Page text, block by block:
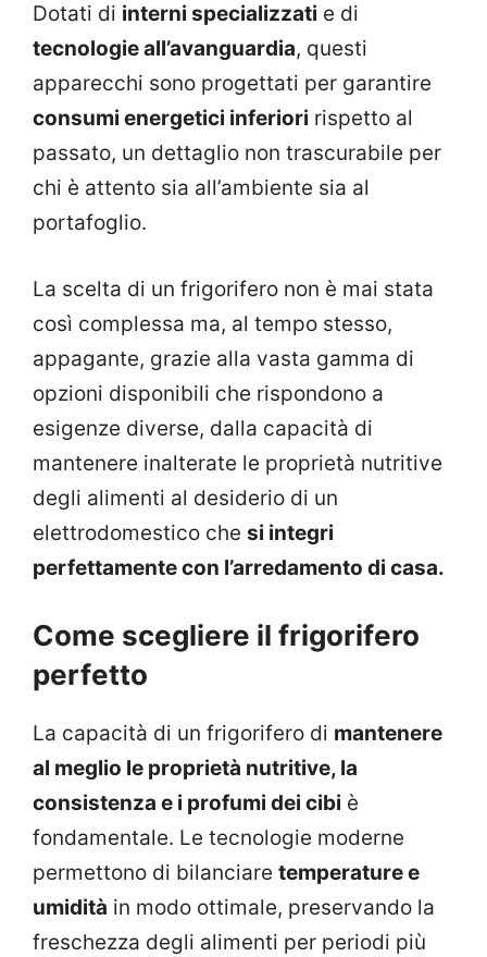
Dotati di interni specializzati e di
tecnologie all’avanguardia, questi
apparecchi sono progettati per garantire
consumi energetici inferiori rispetto al
passato, un dettaglio non trascurabile per
chi è attento sia all’ambiente sia al
portafoglio.
La scelta di un frigorifero non è mai stata
così complessa ma, al tempo stesso,
appagante, grazie alla vasta gamma di
opzioni disponibili che rispondono a
esigenze diverse, dalla capacità di
mantenere inalterate le proprietà nutritive
degli alimenti al desiderio di un
elettrodomestico che si integri
perfettamente con l’arredamento di casa.
Come scegliere il frigorifero
perfetto
La capacità di un frigorifero di mantenere
al meglio le proprietà nutritive, la
consistenza e i profumi dei cibi è
fondamentale. Le tecnologie moderne
permettono di bilanciare temperature e
umidità in modo ottimale, preservando la
freschezza degli alimenti per periodi più